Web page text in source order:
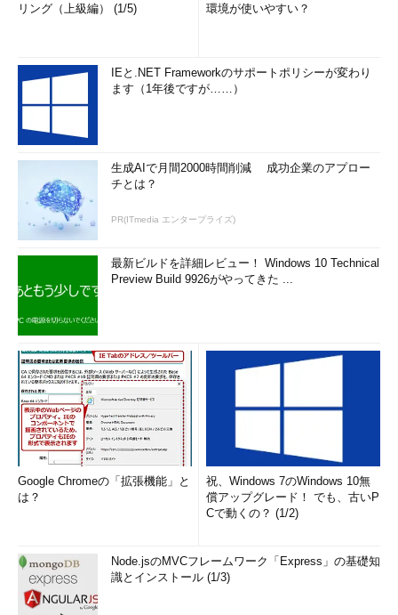
リング（上級編） (1/5)
環境が使いやすい？
IEと.NET Frameworkのサポートポリシーが変わり
ます（1年後ですが……）
生成AIで月間2000時間削減 成功企業のアプロー
チとは？
PR(ITmedia エンタープライズ)
最新ビルドを詳細レビュー！ Windows 10 Technical
Preview Build 9926がやってきた ...
Google Chromeの「拡張機能」と
は？
祝、Windows 7のWindows 10無
償アップグレード！ でも、古いP
Cで動くの？ (1/2)
Node.jsのMVCフレームワーク「Express」の基礎知
識とインストール (1/3)